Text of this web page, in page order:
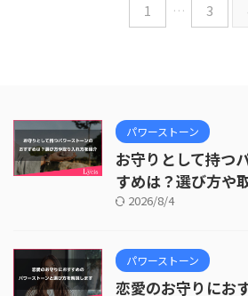
1 … 3
パワーストーン
お守りとして持つ
すめは？選び方や
2026/8/4
パワーストーン
恋愛のお守りにお